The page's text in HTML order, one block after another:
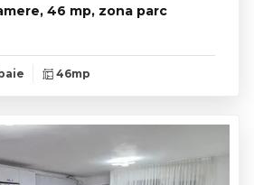
46 mp, zona parc
46mp